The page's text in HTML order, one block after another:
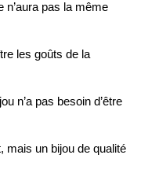
n’aura pas la même
les goûts de la
n’a pas besoin d’être
mais un bijou de qualité